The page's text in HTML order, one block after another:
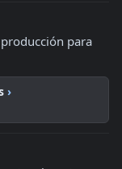
para
›